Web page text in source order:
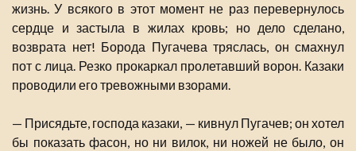
жизнь. У всякого в этот момент не раз перевернулось
сердце и застыла в жилах кровь; но дело сделано,
возврата нет! Борода Пугачева тряслась, он смахнул
пот с лица. Резко прокаркал пролетавший ворон. Казаки
проводили его тревожными взорами.
— Присядьте, господа казаки, — кивнул Пугачев; он хотел
бы показать фасон, но ни вилок, ни ножей не было, он